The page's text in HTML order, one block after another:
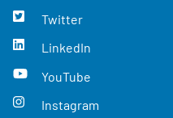
Twitter
LinkedIn
YouTube
Instagram